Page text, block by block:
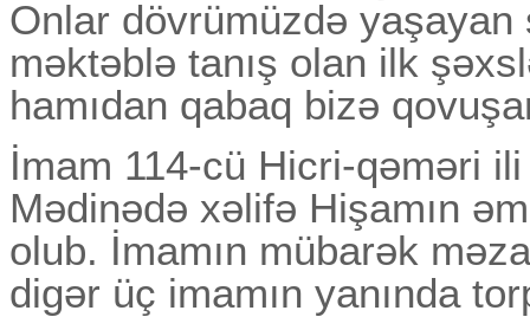
Onlar dövrümüzdə yaşayan
məktəblə tanış olan ilk
hamıdan qabaq bizə
İmam 114-cü Hicri-qəməri ili
Mədinədə xəlifə Hişamın
olub. İmamın mübarək
digər üç imamın yanında